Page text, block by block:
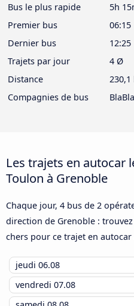
Bus le plus rapide
5h
Premier bus
06:15
Dernier bus
12:25
Trajets par jour
4 Ø
Distance
230,1
Compagnies de bus
Les trajets en autocar
Toulon à Grenoble
Chaque jour, 4 bus de 2
direction de Grenoble :
chers pour ce trajet en
jeudi 06.08
vendredi 07.08